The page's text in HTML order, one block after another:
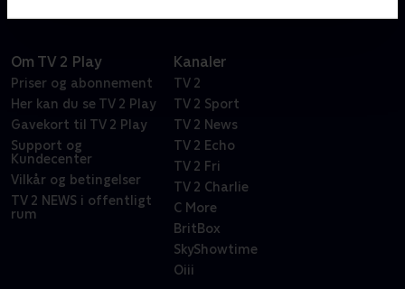
Om TV 2 Play
Priser og abonnement
Her kan du se TV 2 Play
Gavekort til TV 2 Play
Support og
Kundecenter
Vilkår og betingelser
TV 2 NEWS i offentligt
rum
Kanaler
TV 2
TV 2 Sport
TV 2 News
TV 2 Echo
TV 2 Fri
TV 2 Charlie
C More
BritBox
SkyShowtime
Oiii